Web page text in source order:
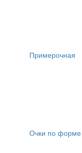
Примерочная
Очки по форме